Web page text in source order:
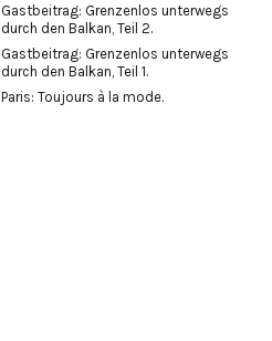
Gastbeitrag: Grenzenlos unterwegs
durch den Balkan, Teil 2.
Gastbeitrag: Grenzenlos unterwegs
durch den Balkan, Teil 1.
Paris: Toujours à la mode.